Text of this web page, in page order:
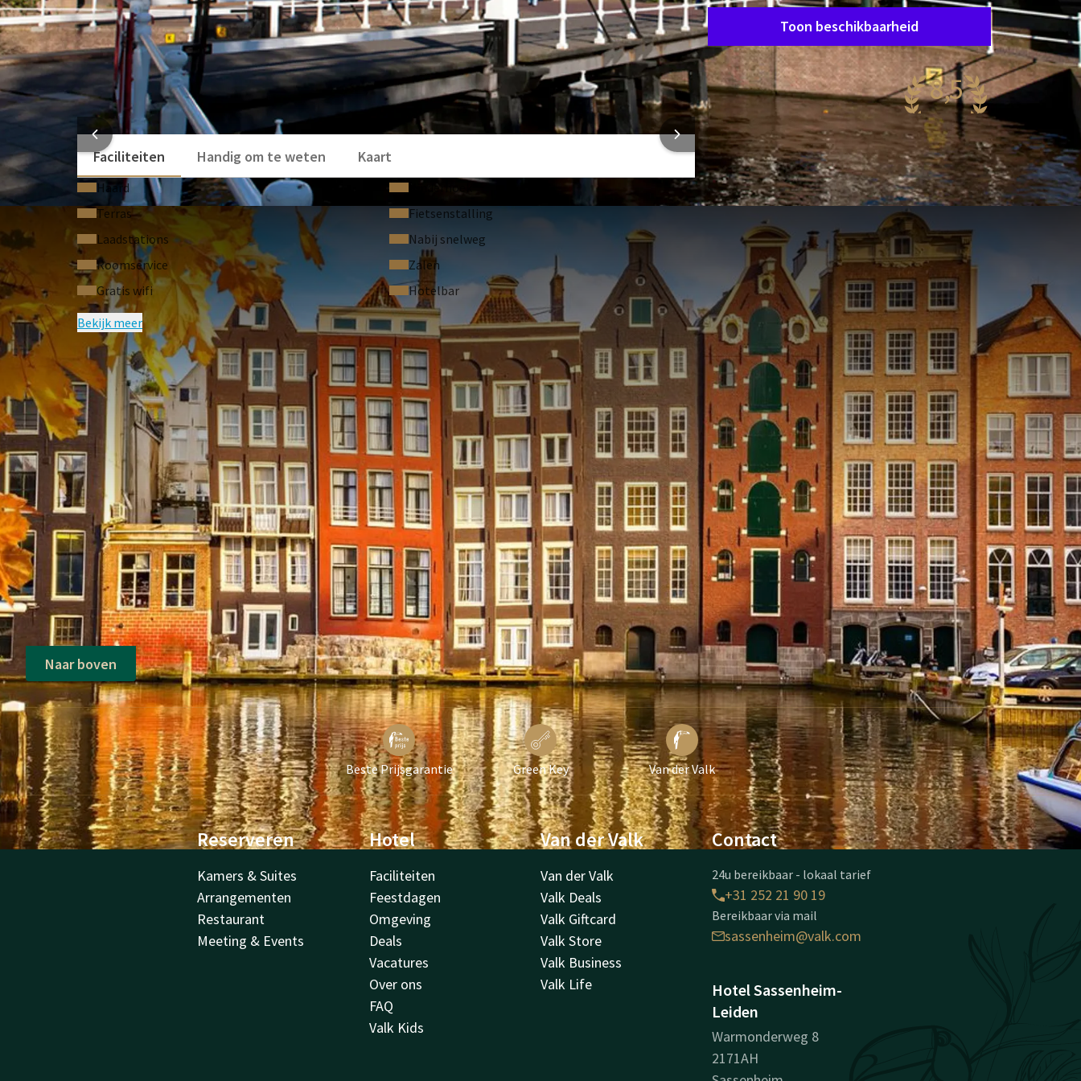
Verblijft u langer in ons hotel? Dan kunt u ervoor kiezen om concreet bij te dragen aan een groenere hotelwereld
door af te zien van een of meerdere dagen kamerschoonmaak. Voor iedere dag dat u de kamerschoonmaak
overslaat wordt door de stichting Pure Benefit een boom geplant, gesponsord door Van der Valk met het geld
dat wordt bespaard wanneer u af ziet van de schoonmaak.Klik hiervoor meer informatie over hoe u kunt kiezen
voor GreenStays.
Toon beschikbaarheid
8,5
Fantastisch
450 reviews
HOTEL INFORMATIE
Faciliteiten
Handig om te weten Kaart
Haard
Kinderhoek
Terras
Fietsenstalling
Laadstations
Nabij snelweg
Roomservice
Zalen
Gratis wifi
Hotelbar
Bekijk meer
VEELGESTELDE VRAGEN
Voorwaarden van arrangement
O.b.v. een 2-persoonskamer en o.b.v. beschikbaarheid;
Eenpersoonstoeslag op aanvraag;
Niet te reserveren in combinatie met andere acties en of tegoedbonnen;
Restitutie op eerder gemaakte reserveringen niet mogelijk;
Wanneer u met baby's of kinderen (0-12 jaar) in ons hotel wenst te verblijven, neemt u dan
a.u.b. telefonisch contact op met de receptie via telefoonnummer
+31(0)252-219019
of via e-
mail op:info@sassenheim.valk.com .
Wanneer er een derde persoon op de kamer verblijft, wordt er een rolbed op de kamer
geplaatst (op basis van beschikbaarheid)
Naar boven
Beste Prijsgarantie Green Key Van der Valk
Reserveren
Kamers & Suites
Arrangementen
Restaurant
Meeting & Events
Hotel
Faciliteiten
Feestdagen
Omgeving
Deals
Vacatures
Over ons
FAQ
Valk Kids
Van der Valk
Van der Valk
Valk Deals
Valk Giftcard
Valk Store
Valk Business
Valk Life
Contact
24u bereikbaar - lokaal tarief
+31 252 21 90 19
Bereikbaar via mail
sassenheim@valk.com
Hotel Sassenheim-
Leiden
Warmonderweg 8
2171AH